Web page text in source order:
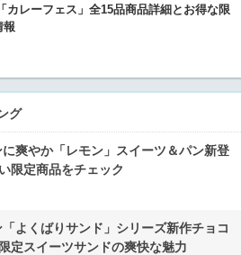
カレーフェス」全15品商品詳細とお得な限
報
グ
に爽やか「レモン」スイーツ＆パン新登
限定商品をチェック
「よくばりサンド」シリーズ新作チョコ
定スイーツサンドの爽快な魅力